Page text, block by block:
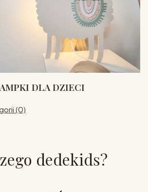
DLA DZIECI
(0)
dedekids?